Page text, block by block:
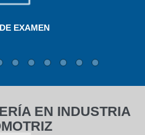
EXAMEN
EN INDUSTRIA